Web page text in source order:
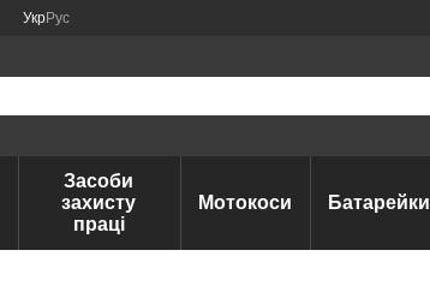
УкрРус
Засоби
захисту
праці
Мотокоси Батарейки